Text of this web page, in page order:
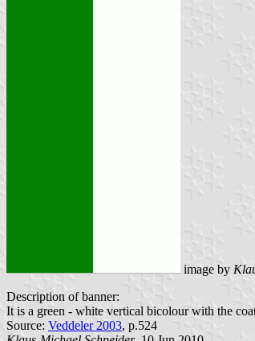
image by
Description of banner:
It is a green - white vertical bicolour with the
Source: Veddeler 2003, p.524